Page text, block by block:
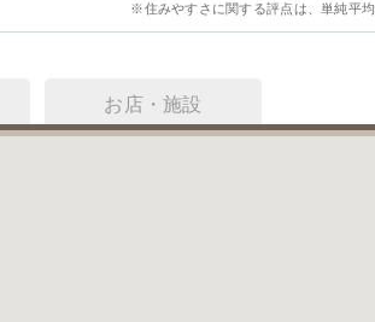
※住みやすさに関する評点は、単純平
お店・施設